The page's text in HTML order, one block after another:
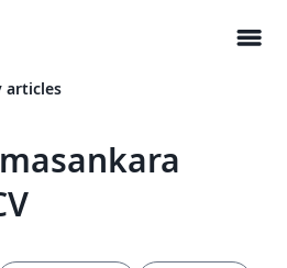
menu
articles